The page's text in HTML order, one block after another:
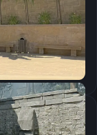
6/11
0
1